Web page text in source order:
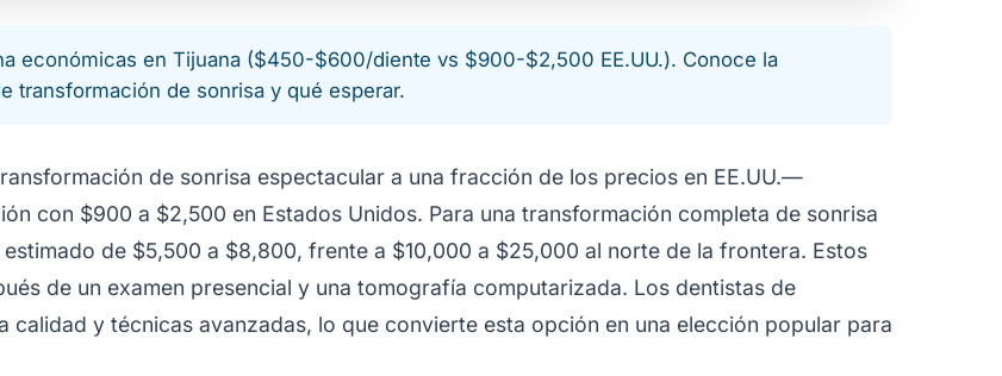
económicas en Tijuana ($450-$600/diente vs $900-$2,500 EE.UU.). Conoce la
transformación de sonrisa y qué esperar.
de sonrisa espectacular a una fracción de los precios en EE.UU.—
con $900 a $2,500 en Estados Unidos. Para una transformación completa de sonrisa
de $5,500 a $8,800, frente a $10,000 a $25,000 al norte de la frontera. Estos
de un examen presencial y una tomografía computarizada. Los dentistas de
calidad y técnicas avanzadas, lo que convierte esta opción en una elección popular para